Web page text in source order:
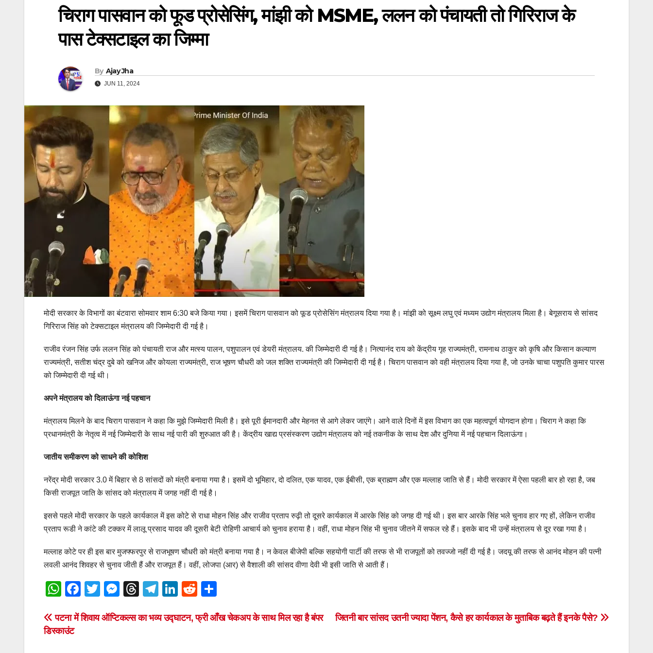
चिराग पासवान को फूड प्रोसेसिंग, मांझी को MSME, ललन को पंचायती तो गिरिराज के
पास टेक्सटाइल का जिम्मा
By Ajay Jha
JUN 11, 2024
मोदी सरकार के विभागों का बंटवारा सोमवार शाम 6:30 बजे किया गया। इसमें चिराग पासवान को फूड प्रोसेसिंग मंत्रालय दिया गया है। मांझी को सूक्ष्म लघु एवं मध्यम उद्योग मंत्रालय मिला है। बेगूसराय से सांसद
गिरिराज सिंह को टेक्सटाइल मंत्रालय की जिम्मेदारी दी गई है।
राजीव रंजन सिंह उर्फ ​​ललन सिंह को पंचायती राज और मत्स्य पालन, पशुपालन एवं डेयरी मंत्रालय. की जिम्मेदारी दी गई है। नित्यानंद राय को केंद्रीय गृह राज्यमंत्री, रामनाथ ठाकुर को कृषि और किसान कल्याण
राज्यमंत्री, सतीश चंद्र दुबे को खनिज और कोयला राज्यमंत्री, राज भूषण चौधरी को जल शक्ति राज्यमंत्री की जिम्मेदारी दी गई है। चिराग पासवान को वही मंत्रालय दिया गया है, जो उनके चाचा पशुपति कुमार पारस
को जिम्मेदारी दी गई थी।
अपने मंत्रालय को दिलाऊंगा नई पहचान
मंत्रालय मिलने के बाद चिराग पासवान ने कहा कि मुझे जिम्मेदारी मिली है। इसे पूरी ईमानदारी और मेहनत से आगे लेकर जाएंगे। आने वाले दिनों में इस विभाग का एक महत्वपूर्ण योगदान होगा। चिराग ने कहा कि
प्रधानमंत्री के नेतृत्व में नई जिम्मेदारी के साथ नई पारी की शुरुआत की है। केंद्रीय खाद्य प्रसंस्करण उद्योग मंत्रालय को नई तकनीक के साथ देश और दुनिया में नई पहचान दिलाऊंगा।
जातीय समीकरण को साधने की कोशिश
नरेंद्र मोदी सरकार 3.0 में बिहार से 8 सांसदों को मंत्री बनाया गया है। इसमें दो भूमिहार, दो दलित, एक यादव, एक ईबीसी, एक ब्राह्मण और एक मल्लाह जाति से हैं। मोदी सरकार में ऐसा पहली बार हो रहा है, जब
किसी राजपूत जाति के सांसद को मंत्रालय में जगह नहीं दी गई है।
इससे पहले मोदी सरकार के पहले कार्यकाल में इस कोटे से राधा मोहन सिंह और राजीव प्रताप रुढ़ी तो दूसरे कार्यकाल में आरके सिंह को जगह दी गई थी। इस बार आरके सिंह भले चुनाव हार गए हों, लेकिन राजीव
प्रताप रूडी ने कांटे की टक्कर में लालू प्रसाद यादव की दूसरी बेटी रोहिणी आचार्य को चुनाव हराया है। वहीं, राधा मोहन सिंह भी चुनाव जीतने में सफल रहे हैं। इसके बाद भी उन्हें मंत्रालय से दूर रखा गया है।
मल्लाह कोटे पर ही इस बार मुजफ्फरपुर से राजभूषण चौधरी को मंत्री बनाया गया है। न केवल बीजेपी बल्कि सहयोगी पार्टी की तरफ से भी राजपूतों को तवज्जो नहीं दी गई है। जदयू की तरफ से आनंद मोहन की पत्नी
लवली आनंद शिवहर से चुनाव जीती हैं और राजपूत हैं। वहीं, लोजपा (आर) से वैशाली की सांसद वीणा देवी भी इसी जाति से आती हैं।
W
at
s
F
c
T
tt
M
ss
T
e
T
e
Li
k
R
d
ar
Post
जितनी बार सांसद उतनी ज्यादा पेंशन, कैसे हर कार्यकाल के मुताबिक बढ़ते हैं इनके पैसे?
पटना में शिवाय ऑप्टिकल्स का भव्य उद्घाटन, फ्री आँख चेकअप के साथ मिल रहा है बंपर
डिस्काउंट